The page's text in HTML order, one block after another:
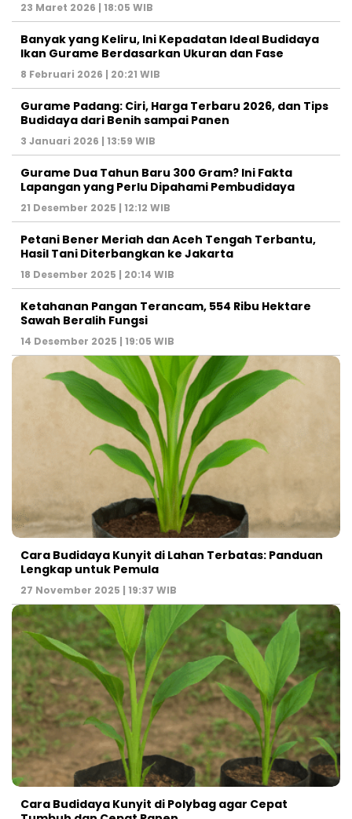
23 Maret 2026 | 18:05 WIB
Banyak yang Keliru, Ini Kepadatan Ideal Budidaya
Ikan Gurame Berdasarkan Ukuran dan Fase
8 Februari 2026 | 20:21 WIB
Gurame Padang: Ciri, Harga Terbaru 2026, dan Tips
Budidaya dari Benih sampai Panen
3 Januari 2026 | 13:59 WIB
Gurame Dua Tahun Baru 300 Gram? Ini Fakta
Lapangan yang Perlu Dipahami Pembudidaya
21 Desember 2025 | 12:12 WIB
Petani Bener Meriah dan Aceh Tengah Terbantu,
Hasil Tani Diterbangkan ke Jakarta
18 Desember 2025 | 20:14 WIB
Ketahanan Pangan Terancam, 554 Ribu Hektare
Sawah Beralih Fungsi
14 Desember 2025 | 19:05 WIB
Cara Budidaya Kunyit di Lahan Terbatas: Panduan
Lengkap untuk Pemula
27 November 2025 | 19:37 WIB
Cara Budidaya Kunyit di Polybag agar Cepat